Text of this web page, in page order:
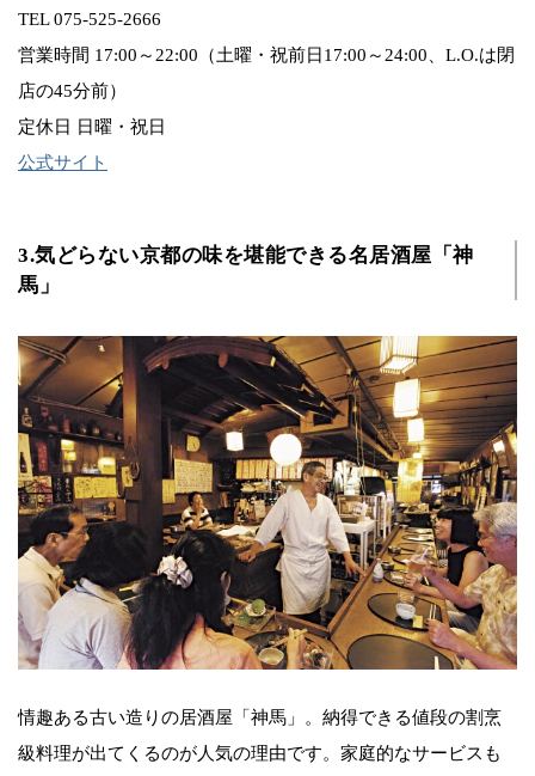
TEL 075-525-2666
営業時間 17:00～22:00（土曜・祝前日17:00～24:00、L.O.は閉
店の45分前）
定休日 日曜・祝日
公式サイト
3.気どらない京都の味を堪能できる名居酒屋「神
馬」
情趣ある古い造りの居酒屋「神馬」。納得できる値段の割烹
級料理が出てくるのが人気の理由です。家庭的なサービスも